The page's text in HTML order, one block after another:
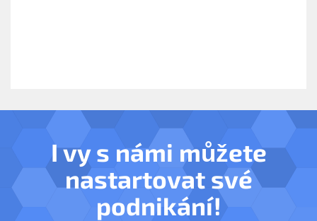
I vy s námi můžete
nastartovat své
podnikání!